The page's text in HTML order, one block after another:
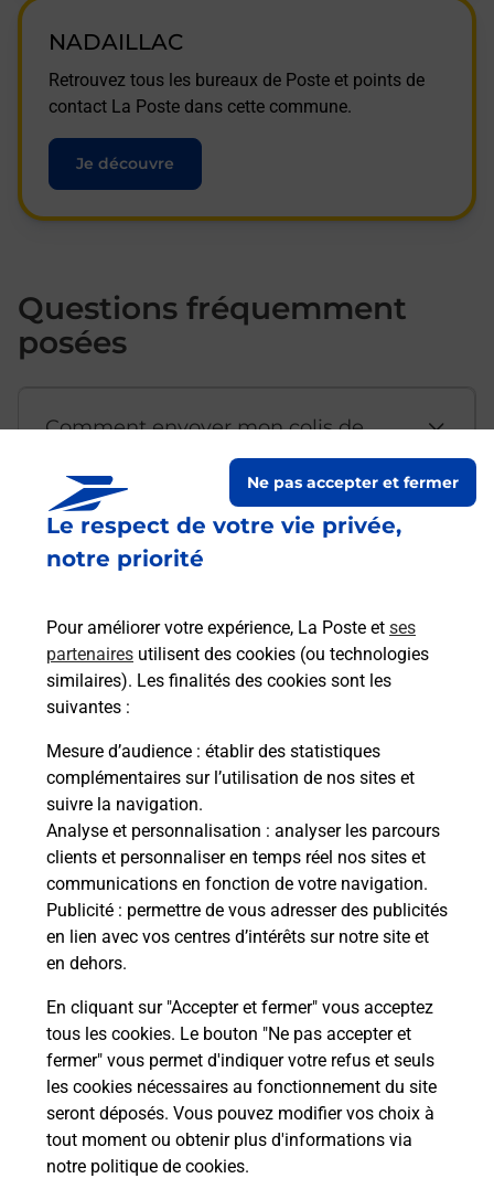
Le respect de votre vie privée,
notre priorité
Pour améliorer votre expérience, La Poste et ses
partenaires utilisent des cookies (ou technologies
similaires). Les finalités des cookies sont les
suivantes :
Mesure d’audience : établir des statistiques
complémentaires sur l’utilisation de nos sites et
suivre la navigation.
Analyse et personnalisation : analyser les parcours
clients et personnaliser en temps réel nos sites et
communications en fonction de votre navigation.
Publicité : permettre de vous adresser des publicités
en lien avec vos centres d’intérêts sur notre site et
en dehors.
En cliquant sur "Accepter et fermer" vous acceptez
tous les cookies. Le bouton "Ne pas accepter et
fermer" vous permet d'indiquer votre refus et seuls
les cookies nécessaires au fonctionnement du site
seront déposés. Vous pouvez modifier vos choix à
tout moment ou obtenir plus d'informations via
notre politique de cookies.
Ne pas accepter et fermer
NADAILLAC
Retrouvez tous les bureaux de Poste et points de
contact La Poste dans cette commune.
Je découvre
Questions fréquemment
posées
Comment envoyer mon colis de
Est-il possible d’acheter un
emballage directement depuis un
Comment demander une
modification de livraison ?
Comment La Poste participe-t-elle
à votre sécurité au quotidien ?
Puis-je passer mon code de la route
avec La Poste et sous quelles
conditions ?
Localiser Liste Lot GIGNAC